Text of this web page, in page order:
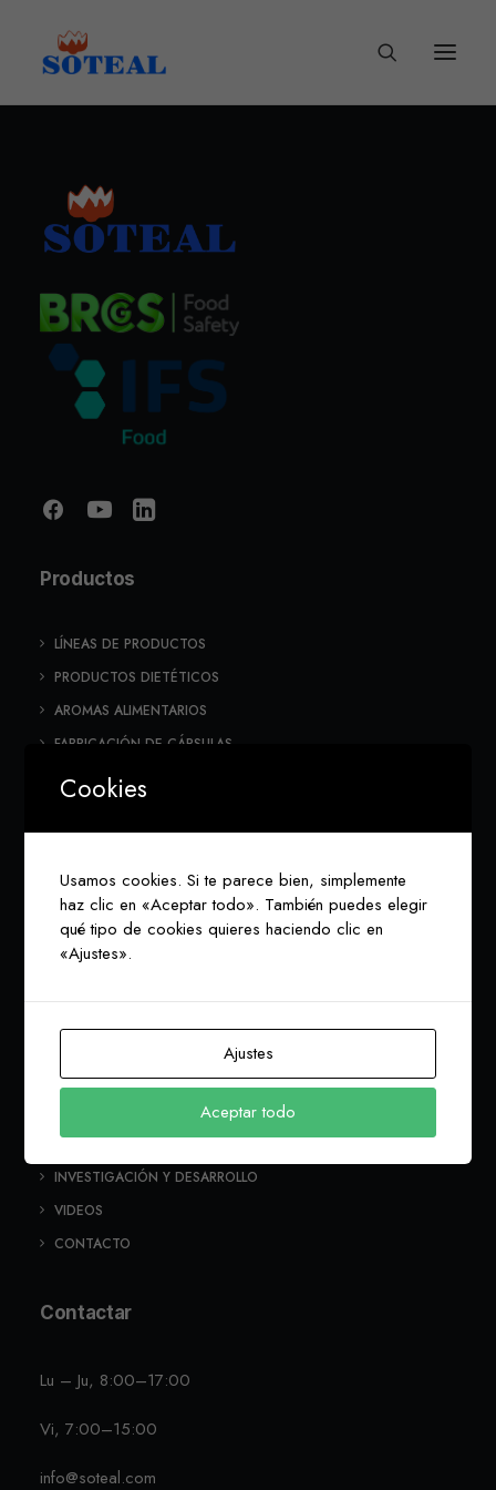
Productos
LÍNEAS DE PRODUCTOS
PRODUCTOS DIETÉTICOS
AROMAS ALIMENTARIOS
FABRICACIÓN DE CÁPSULAS
MEZCLAS ESPECIALES
EMULSIONES DE AROMAS
COLORANTES Y OTROS ADITIVOS
INSTALACIONES
CALIDAD
INVESTIGACIÓN Y DESARROLLO
VIDEOS
CONTACTO
Contactar
Lu – Ju, 8:00–17:00
Vi, 7:00–15:00
info@soteal.com
Cookies
Usamos cookies. Si te parece bien, simplemente
haz clic en «Aceptar todo». También puedes elegir
qué tipo de cookies quieres haciendo clic en
«Ajustes».
Ajustes
Aceptar todo